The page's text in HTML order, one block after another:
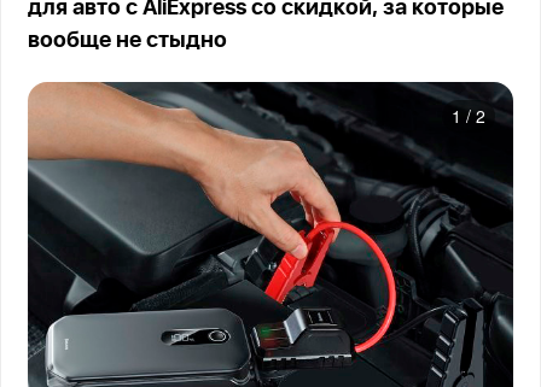
для авто с AliExpress со скидкой, за которые
вообще не стыдно
1 / 2